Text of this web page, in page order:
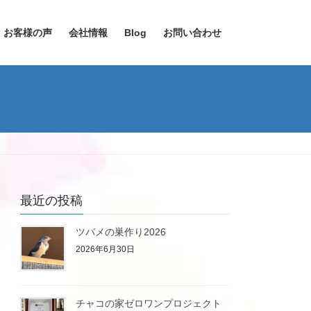
お客様の声 会社情報 Blog お問い合わせ
最近の投稿
ツバメの巣作り2026
2026年6月30日
チャコの家ゼロワンプロジェクト